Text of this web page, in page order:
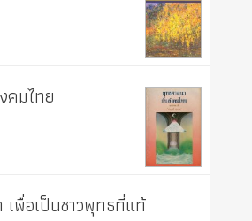
คมไทย
เพื่อเป็นชาวพุทธที่แท้